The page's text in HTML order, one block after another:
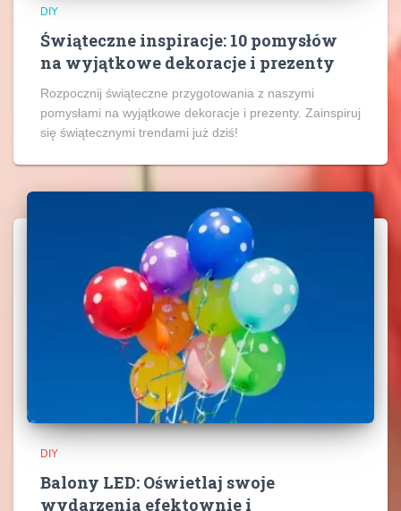
DIY
Świąteczne inspiracje: 10 pomysłów
na wyjątkowe dekoracje i prezenty
Rozpocznij świąteczne przygotowania z naszymi
pomysłami na wyjątkowe dekoracje i prezenty. Zainspiruj
się świątecznymi trendami już dziś!
DIY
Balony LED: Oświetlaj swoje
wydarzenia efektownie i